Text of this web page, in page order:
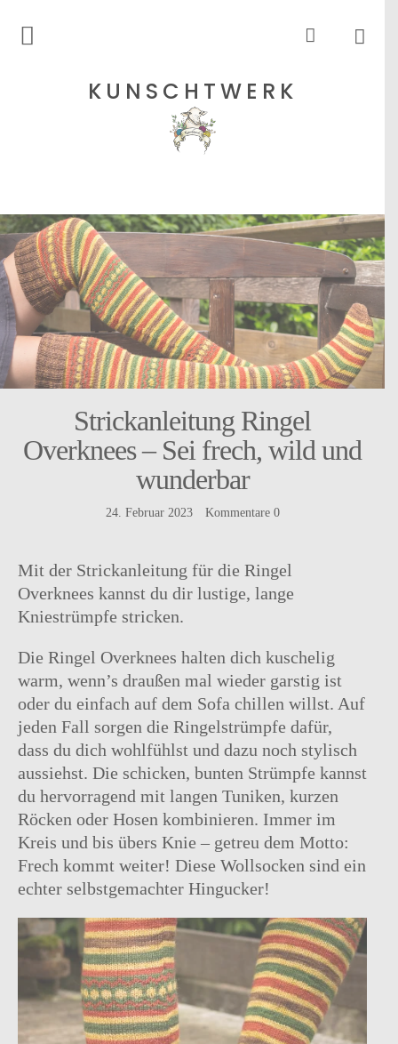
KUNSCHTWERK
Rohgarne
Strickanleitungen
Etsy – Garne
Anleitungen auf Ravelry
Über
Blog
Newsletter
Strickanleitung Ringel
Overknees – Sei frech, wild und
wunderbar
24. Februar 2023 Kommentare 0
Mit der Strickanleitung für die Ringel
Overknees kannst du dir lustige, lange
Kniestrümpfe stricken.
Die Ringel Overknees halten dich kuschelig
warm, wenn’s draußen mal wieder garstig ist
oder du einfach auf dem Sofa chillen willst. Auf
jeden Fall sorgen die Ringelstrümpfe dafür,
dass du dich wohlfühlst und dazu noch stylisch
aussiehst. Die schicken, bunten Strümpfe kannst
du hervorragend mit langen Tuniken, kurzen
Röcken oder Hosen kombinieren. Immer im
Kreis und bis übers Knie – getreu dem Motto:
Frech kommt weiter! Diese Wollsocken sind ein
echter selbstgemachter Hingucker!